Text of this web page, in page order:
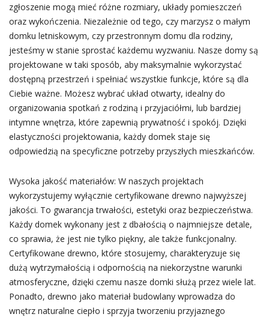
zgłoszenie mogą mieć różne rozmiary, układy pomieszczeń
oraz wykończenia. Niezależnie od tego, czy marzysz o małym
domku letniskowym, czy przestronnym domu dla rodziny,
jesteśmy w stanie sprostać każdemu wyzwaniu. Nasze domy są
projektowane w taki sposób, aby maksymalnie wykorzystać
dostępną przestrzeń i spełniać wszystkie funkcje, które są dla
Ciebie ważne. Możesz wybrać układ otwarty, idealny do
organizowania spotkań z rodziną i przyjaciółmi, lub bardziej
intymne wnętrza, które zapewnią prywatność i spokój. Dzięki
elastyczności projektowania, każdy domek staje się
odpowiedzią na specyficzne potrzeby przyszłych mieszkańców.
Wysoka jakość materiałów: W naszych projektach
wykorzystujemy wyłącznie certyfikowane drewno najwyższej
jakości. To gwarancja trwałości, estetyki oraz bezpieczeństwa.
Każdy domek wykonany jest z dbałością o najmniejsze detale,
co sprawia, że jest nie tylko piękny, ale także funkcjonalny.
Certyfikowane drewno, które stosujemy, charakteryzuje się
dużą wytrzymałością i odpornością na niekorzystne warunki
atmosferyczne, dzięki czemu nasze domki służą przez wiele lat.
Ponadto, drewno jako materiał budowlany wprowadza do
wnętrz naturalne ciepło i sprzyja tworzeniu przyjaznego